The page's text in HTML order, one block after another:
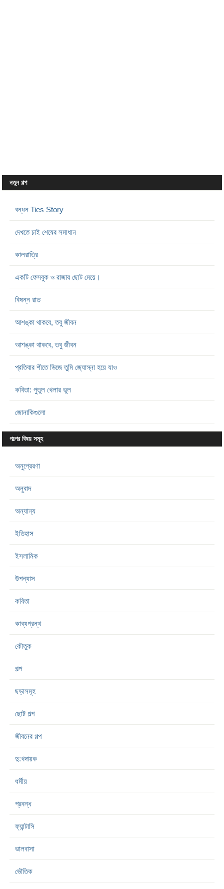
নতুন গল্প
বন্ধন Ties Story
দেখতে চাই শেষের সমাধান
কালরাত্রি
একটি ফেসবুক ও রাজার ছোট মেয়ে।
বিষন্ন রাত
আশঙ্কা থাকবে, তবু জীবন
আশঙ্কা থাকবে, তবু জীবন
প্রতিবার শীতে ভিজে তুমি জ্যোস্না হয়ে যাও
কবিতা: পুতুল খেলার ভুল
জোনাকিগুলো
গল্পের বিষয় সমূহ
অনুপ্রেরণা
অনুবাদ
অন্যান্য
ইতিহাস
ইসলামিক
উপন্যাস
কবিতা
কাব্যগ্রন্থ
কৌতুক
গল্প
ছড়াসমূহ
ছোট গল্প
জীবনের গল্প
দু:খদায়ক
ধর্মীয়
প্রবন্ধ
ফ্যান্টাসি
ভালবাসা
ভৌতিক